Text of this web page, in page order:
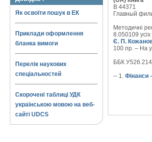
Як освоїти пошук в ЕК
Приклади оформлення
бланка вимоги
Перелік наукових
спеціальностей
Скорочені таблиці УДК
українською мовою на веб-
сайті UDCS
B 44371
Главный
Методичні
8.050109
Є. П.
100 пр. – На
ББК
-- 1. Фінанси